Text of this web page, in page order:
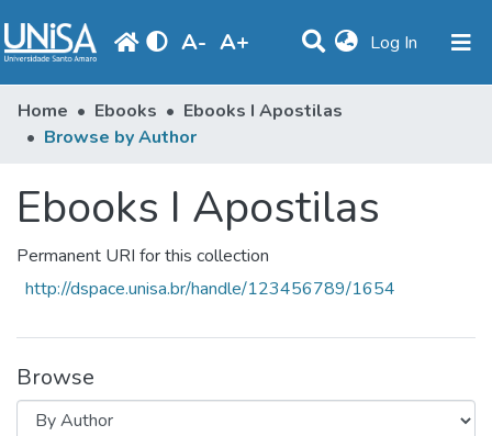
A- A+ Log In (current)
Communities & Collections
Produção Docente
Periodicals
Home Ebooks
Ebooks I Apostilas
Browse by Author
Ebooks I Apostilas
Permanent URI for this collection
http://dspace.unisa.br/handle/123456789/1654
Browse